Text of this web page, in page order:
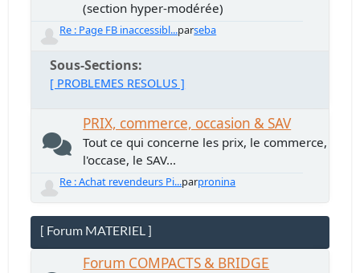
(section hyper-modérée)
Re : Page FB inaccessibl...parseba
Sous-Sections
[ PROBLEMES RESOLUS ]
PRIX, commerce, occasion & SAV
Tout ce qui concerne les prix, le commerce,
l'occase, le SAV...
Re : Achat revendeurs Pi...parpronina
[ Forum MATERIEL ]
Forum COMPACTS & BRIDGE